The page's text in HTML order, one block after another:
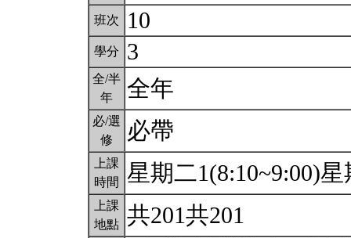
班次 10
學分 3
全/半
年
全年
必/選
修
必帶
上課
時間
星期二1(8:10~9:00)
上課
地點 共201共201